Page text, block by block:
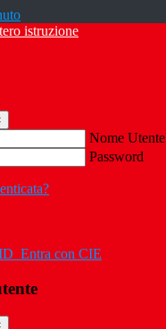
Nome Utente
Password
Entra con CIE